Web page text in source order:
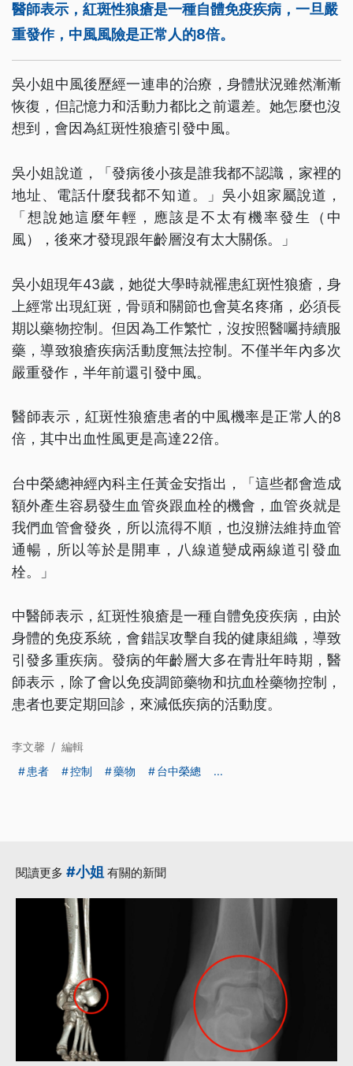
醫師表示，紅斑性狼瘡是一種自體免疫疾病，一旦嚴
重發作，中風風險是正常人的8倍。
吳小姐中風後歷經一連串的治療，身體狀況雖然漸漸
恢復，但記憶力和活動力都比之前還差。她怎麼也沒
想到，會因為紅斑性狼瘡引發中風。
吳小姐說道，「發病後小孩是誰我都不認識，家裡的
地址、電話什麼我都不知道。」吳小姐家屬說道，
「想說她這麼年輕，應該是不太有機率發生（中
風），後來才發現跟年齡層沒有太大關係。」
吳小姐現年43歲，她從大學時就罹患紅斑性狼瘡，身
上經常出現紅斑，骨頭和關節也會莫名疼痛，必須長
期以藥物控制。但因為工作繁忙，沒按照醫囑持續服
藥，導致狼瘡疾病活動度無法控制。不僅半年內多次
嚴重發作，半年前還引發中風。
醫師表示，紅斑性狼瘡患者的中風機率是正常人的8
倍，其中出血性風更是高達22倍。
台中榮總神經內科主任黃金安指出，「這些都會造成
額外產生容易發生血管炎跟血栓的機會，血管炎就是
我們血管會發炎，所以流得不順，也沒辦法維持血管
通暢，所以等於是開車，八線道變成兩線道引發血
栓。」
中醫師表示，紅斑性狼瘡是一種自體免疫疾病，由於
身體的免疫系統，會錯誤攻擊自我的健康組織，導致
引發多重疾病。發病的年齡層大多在青壯年時期，醫
師表示，除了會以免疫調節藥物和抗血栓藥物控制，
患者也要定期回診，來減低疾病的活動度。
李文馨 / 編輯
患者
控制 藥物 台中榮總 ...
閱讀更多 #小姐 有關的新聞